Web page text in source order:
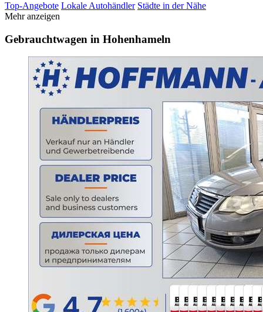
Top-Angebote Lokale Autohändler Städte in der Nähe
Mehr anzeigen
Gebrauchtwagen in Hohenhameln